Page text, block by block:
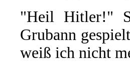
"Heil Hitler!"
Grubann
weiß ich nicht